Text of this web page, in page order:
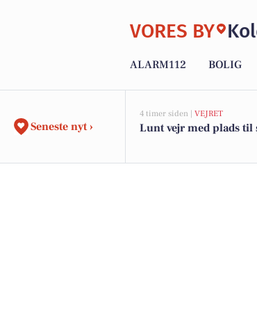
VORES BY
ALARM112 BOLIG
Seneste nyt ›
4 timer siden | VEJRET
Lunt vejr med plads til